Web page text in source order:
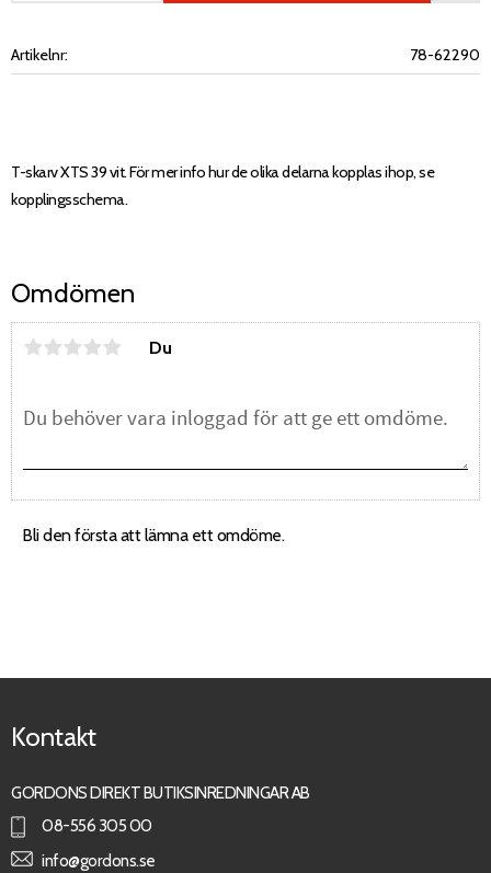
Artikelnr 78-62290
T-skarv XTS 39 vit. För mer info hur de olika delarna kopplas ihop, se
kopplingsschema.
Omdömen
Du
Bli den första att lämna ett omdöme.
Kontakt
GORDONS DIREKT BUTIKSINREDNINGAR AB
08-556 305 00
info@gordons.se